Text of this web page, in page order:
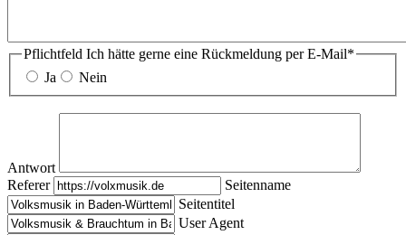
Pflichtfeld Ich hätte gerne eine Rückmeldung per E-Mail*
Ja
Nein
Antwort
Referer
Seitenname
Seitentitel
User Agent